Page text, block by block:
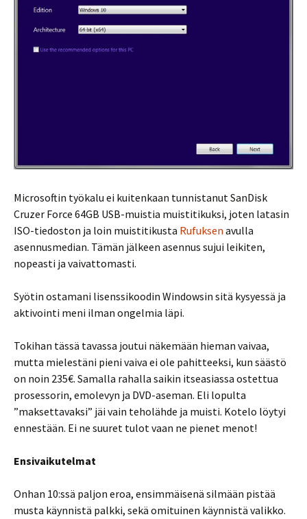
Microsoftin työkalu ei kuitenkaan tunnistanut SanDisk
Cruzer Force 64GB USB-muistia muistitikuksi, joten latasin
ISO-tiedoston ja loin muistitikusta Rufuksen avulla
asennusmedian. Tämän jälkeen asennus sujui leikiten,
nopeasti ja vaivattomasti.
Syötin ostamani lisenssikoodin Windowsin sitä kysyessä ja
aktivointi meni ilman ongelmia läpi.
Tokihan tässä tavassa joutui näkemään hieman vaivaa,
mutta mielestäni pieni vaiva ei ole pahitteeksi, kun säästö
on noin 235€. Samalla rahalla saikin itseasiassa ostettua
prosessorin, emolevyn ja DVD-aseman. Eli lopulta
”maksettavaksi” jäi vain teholähde ja muisti. Kotelo löytyi
ennestään. Ei ne suuret tulot vaan ne pienet menot!
Ensivaikutelmat
Onhan 10:ssä paljon eroa, ensimmäisenä silmään pistää
musta käynnistä palkki, sekä omituinen käynnistä valikko.